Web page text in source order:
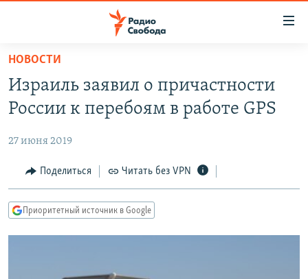
упрощенного
доступа
Вернуться
основному
Вернутся
главной
навигации
Вернутся
ПОДКАСТЫ
АВТОРСКИЕ ПРОЕКТЫ
ЦИТАТЫ СВОБОДЫ
МНЕНИЯ
IDEL.РЕАЛИИ
НОВОСТИ
Израиль заявил о причастности
России к перебоям в работе GPS
27 июня 2019
Поделиться Читать без VPN
Приоритетный источник в Google